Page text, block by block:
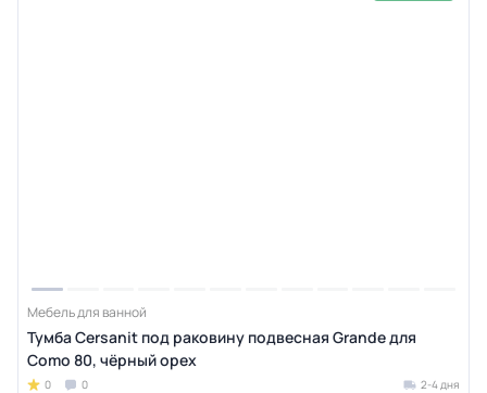
Мебель для ванной
Тумба Cersanit под раковину подвесная Grande для
Como 80, чёрный орех
0 0 2-4 дня